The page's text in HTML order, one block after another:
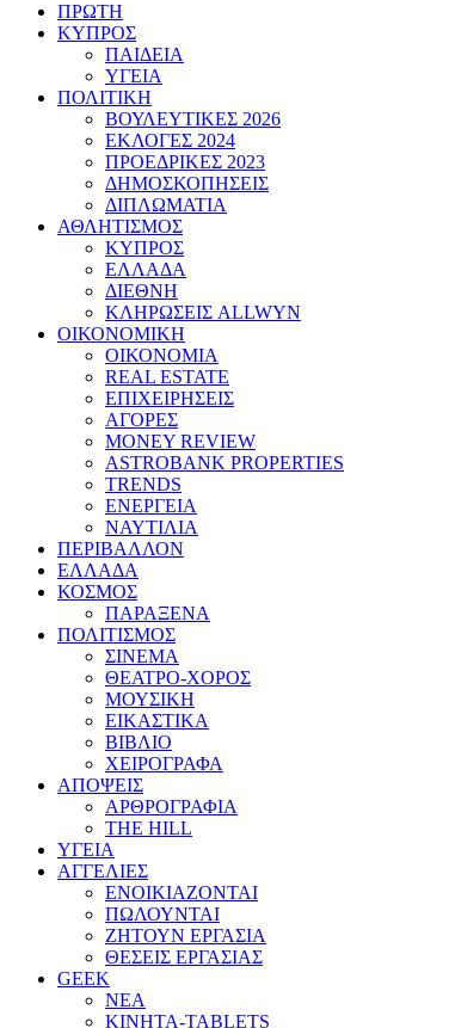
ΠΡΩΤΗ
ΚΥΠΡΟΣ
ΠΑΙΔΕΙΑ
ΥΓΕΙΑ
ΠΟΛΙΤΙΚΗ
ΒΟΥΛΕΥΤΙΚΕΣ 2026
ΕΚΛΟΓΕΣ 2024
ΠΡΟΕΔΡΙΚΕΣ 2023
ΔΗΜΟΣΚΟΠΗΣΕΙΣ
ΔΙΠΛΩΜΑΤΙΑ
ΑΘΛΗΤΙΣΜΟΣ
ΚΥΠΡΟΣ
ΕΛΛΑΔΑ
ΔΙΕΘΝΗ
ΚΛΗΡΩΣΕΙΣ ALLWYN
ΟΙΚΟΝΟΜΙΚΗ
ΟΙΚΟΝΟΜΙΑ
REAL ESTATE
ΕΠΙΧΕΙΡΗΣΕΙΣ
ΑΓΟΡΕΣ
MONEY REVIEW
ASTROBANK PROPERTIES
TRENDS
ΕΝΕΡΓΕΙΑ
ΝΑΥΤΙΛΙΑ
ΠΕΡΙΒΑΛΛΟΝ
ΕΛΛΑΔΑ
ΚΟΣΜΟΣ
ΠΑΡΑΞΕΝΑ
ΠΟΛΙΤΙΣΜΟΣ
ΣΙΝΕΜΑ
ΘΕΑΤΡΟ-ΧΟΡΟΣ
ΜΟΥΣΙΚΗ
ΕΙΚΑΣΤΙΚΑ
ΒΙΒΛΙΟ
ΧΕΙΡΟΓΡΑΦΑ
ΑΠΟΨΕΙΣ
ΑΡΘΡΟΓΡΑΦΙΑ
THE HILL
ΥΓΕΙΑ
ΑΓΓΕΛΙΕΣ
ΕΝΟΙΚΙΑΖΟΝΤΑΙ
ΠΩΛΟΥΝΤΑΙ
ΖΗΤΟΥΝ ΕΡΓΑΣΙΑ
ΘΕΣΕΙΣ ΕΡΓΑΣΙΑΣ
GEEK
ΝΕΑ
ΚΙΝΗΤΑ-TABLETS